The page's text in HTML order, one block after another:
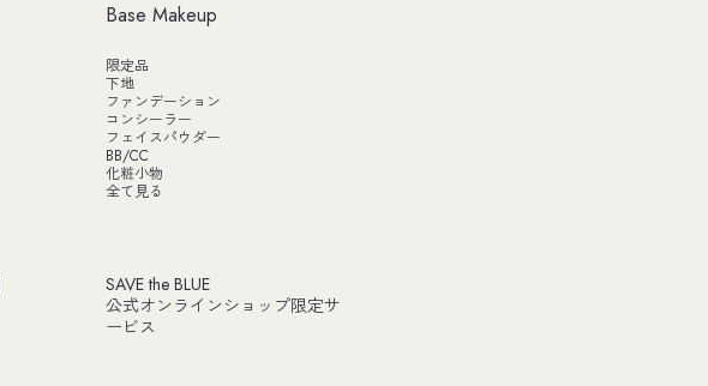
Base Makeup
限定品
下地
ファンデーション
コンシーラー
フェイスパウダー
BB/CC
化粧小物
全て見る
SAVE the BLUE
公式オンラインショップ限定サ
ービス